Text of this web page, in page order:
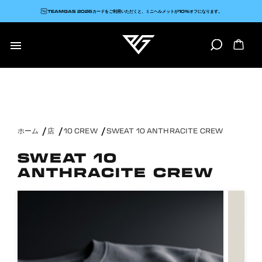

TEAMGAS 2026カードをご利用いただくと、ミニヘルメットが10%オフになります。
ホーム 店 10 CREW SWEAT 10 ANTHRACITE CREW
SWEAT 10
ANTHRACITE CREW